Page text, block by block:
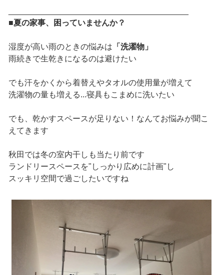
■夏の家事、困っていませんか？
湿度が高い雨のときの悩みは 「洗濯物」
雨続きで生乾きになるのは避けたい
でも汗をかくから着替えやタオルの使用量が増えて
洗濯物の量も増える...寝具もこまめに洗いたい
でも、乾かすスペースが足りない！なんてお悩みが聞こ
えてきます
秋田では冬の室内干しも当たり前です
ランドリースペースを"しっかり広めに計画"し
スッキリ空間で過ごしたいですね